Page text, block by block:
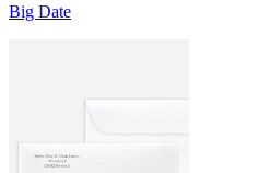
Big Date